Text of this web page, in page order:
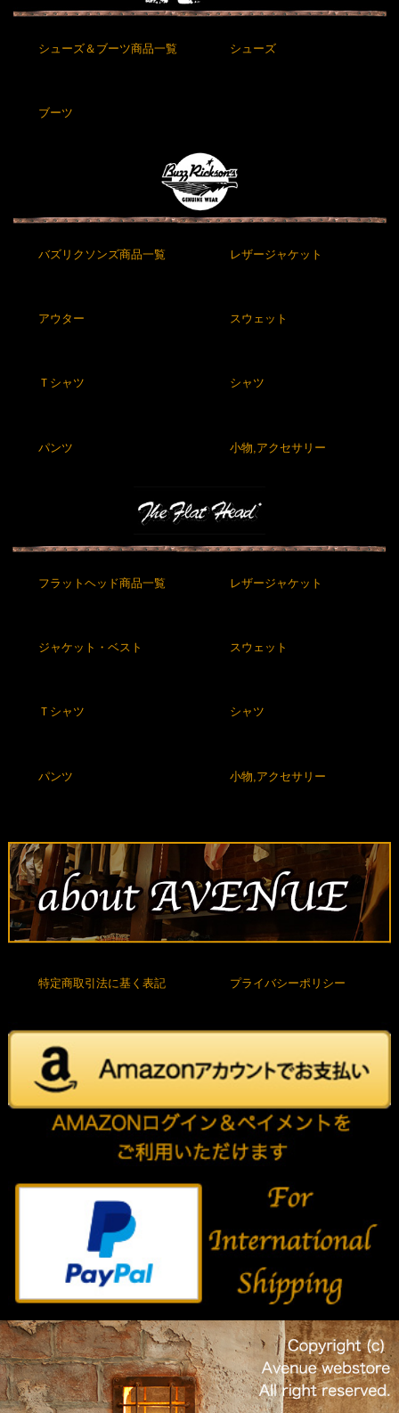
シューズ＆ブーツ商品一覧 シューズ
ブーツ
バズリクソンズ商品一覧 レザージャケット
アウター スウェット
Ｔシャツ シャツ
パンツ 小物,アクセサリー
フラットヘッド商品一覧 レザージャケット
ジャケット・ベスト スウェット
Ｔシャツ シャツ
パンツ 小物,アクセサリー
特定商取引法に基く表記 プライバシーポリシー